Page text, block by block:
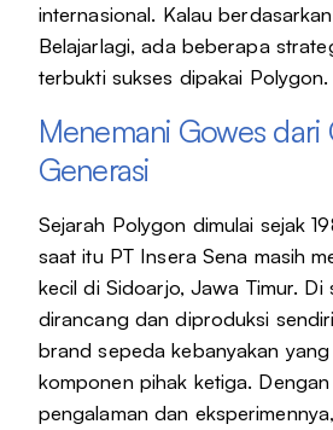
internasional. Kalau
Belajarlagi, ada beberapa
terbukti sukses dipakai Polygon.
Menemani Gowes dari
Generasi
Sejarah Polygon dimulai sejak
saat itu PT Insera Sena masih
kecil di Sidoarjo, Jawa Timur. Di
dirancang dan diproduksi
brand sepeda kebanyakan
komponen pihak ketiga.
pengalaman dan